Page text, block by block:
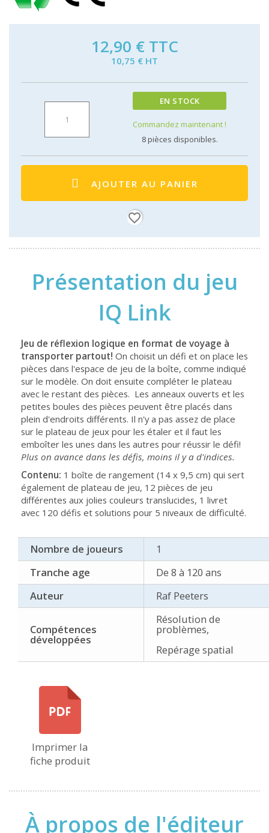
12,90 € TTC
10,75 € HT
EN STOCK
Commandez maintenant !
8pièces disponibles.
AJOUTER AU PANIER
favorite_border
Présentation du jeu
IQ Link
Jeu de réflexion logique en format de voyage à
transporter partout! On choisit un défi et on place les
pièces dans l'espace de jeu de la boîte, comme indiqué
sur le modèle. On doit ensuite compléter le plateau
avec le restant des pièces. Les anneaux ouverts et les
petites boules des pièces peuvent être placés dans
plein d'endroits différents. Il n'y a pas assez de place
sur le plateau de jeux pour les étaler et il faut les
emboîter les unes dans les autres pour réussir le défi!
Plus on avance dans les défis, moins il y a d'indices.
Contenu: 1 boîte de rangement (14 x 9,5 cm) qui sert
également de plateau de jeu, 12 pièces de jeu
différentes aux jolies couleurs translucides, 1 livret
avec 120 défis et solutions pour 5 niveaux de difficulté.
Nombre de joueurs
1
Tranche age
De 8 à 120 ans
Auteur
Raf Peeters
Compétences
développées
Résolution de
problèmes,
Repérage spatial
Imprimer la
fiche produit
À propos de l'éditeur